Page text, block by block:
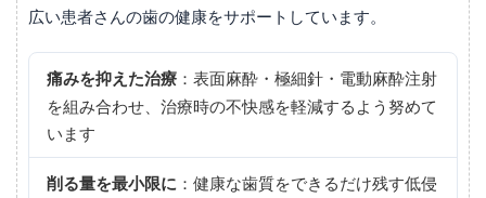
広い患者さんの歯の健康をサポートしています。
痛みを抑えた治療 ：表面麻酔・極細針・電動麻酔注射
を組み合わせ、治療時の不快感を軽減するよう努めて
います
削る量を最小限に ：健康な歯質をできるだけ残す低侵